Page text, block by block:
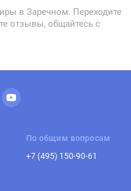
в Заречном. Переходите
отзывы, общайтесь с
По общим вопросам
+7 (495) 150-90-61